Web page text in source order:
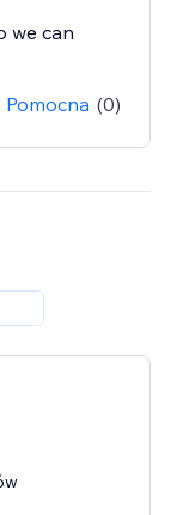
we can
Pomocna (0)